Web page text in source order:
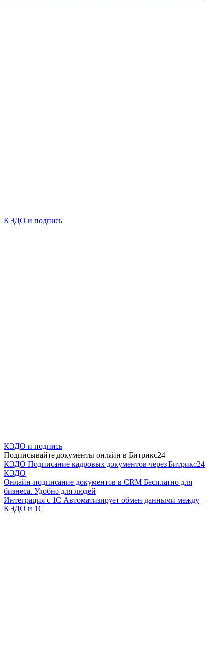
КЭДО и подпись
КЭДО и подпись
Подписывайте документы онлайн в Битрикс24
КЭДО Подписание кадровых документов через Битрикс24
КЭДО
Онлайн-подписание документов в CRM Бесплатно для
бизнеса. Удобно для людей
Интеграция с 1С Автоматизирует обмен данными между
КЭДО и 1С